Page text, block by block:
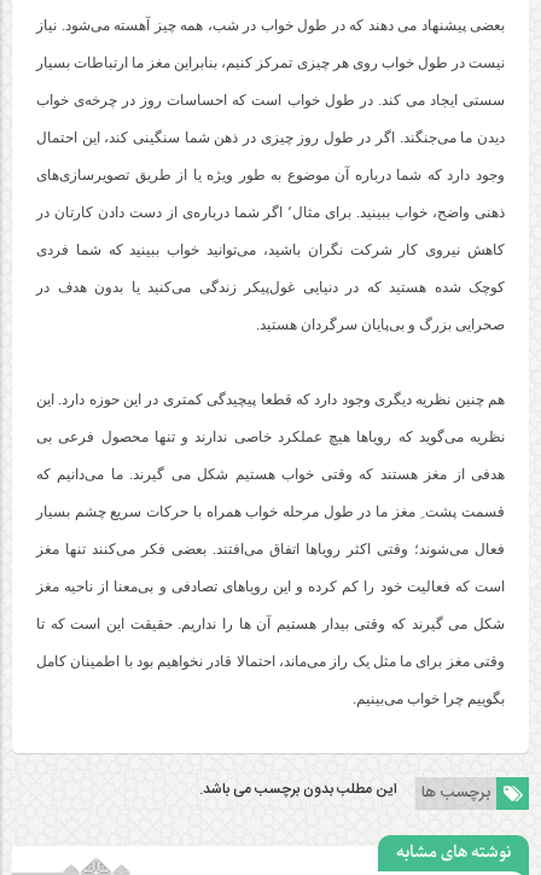
بعضی پیشنهاد می دهند که در طول خواب در شب، همه چیز آهسته می‌شود. نیاز
نیست در طول خواب روی هر چیزی تمرکز کنیم، بنابراین مغز ما ارتباطات بسیار
سستی ایجاد می کند. در طول خواب است که احساسات روز در چرخه‌ی خواب
دیدن ما می‌جنگند. اگر در طول روز چیزی در ذهن شما سنگینی کند، این احتمال
وجود دارد که شما درباره‌ آن موضوع به طور ویژه یا از طریق تصویرسازی‌های
ذهنی واضح، خواب ببینید. برای مثال٬ اگر شما درباره‌ی از دست دادن کارتان در
کاهش نیروی کار شرکت نگران باشید، می‌توانید خواب ببینید که شما فردی
کوچک شده هستید که در دنیایی غول‌پیکر زندگی می‌کنید یا بدون هدف در
صحرایی بزرگ و بی‌پایان سرگردان هستید.
هم چنین نظریه‌ دیگری وجود دارد که قطعا پیچیدگی کمتری در این حوزه دارد. این
نظریه می‌گوید که رویاها هیچ عملکرد خاصی ندارند و تنها محصول فرعی بی
هدفی از مغز هستند که وقتی خواب هستیم شکل می گیرند. ما می‌دانیم که
قسمت پشت ِ مغز ما در طول مرحله‌ خواب همراه با حرکات سریع چشم بسیار
فعال می‌شوند؛ وقتی اکثر رویاها اتفاق می‌افتند. بعضی فکر می‌کنند تنها مغز
است که فعالیت خود را کم کرده و این رویاهای تصادفی و بی‌معنا از ناحیه مغز
شکل می گیرند که وقتی بیدار هستیم آن ها را نداریم. حقیقت این است که تا
وقتی مغز برای ما مثل یک راز می‌ماند، احتمالا قادر نخواهیم بود با اطمینان کامل
بگوییم چرا خواب می‌بینیم.
برچسب ها این مطلب بدون برچسب می باشد.
نوشته های مشابه